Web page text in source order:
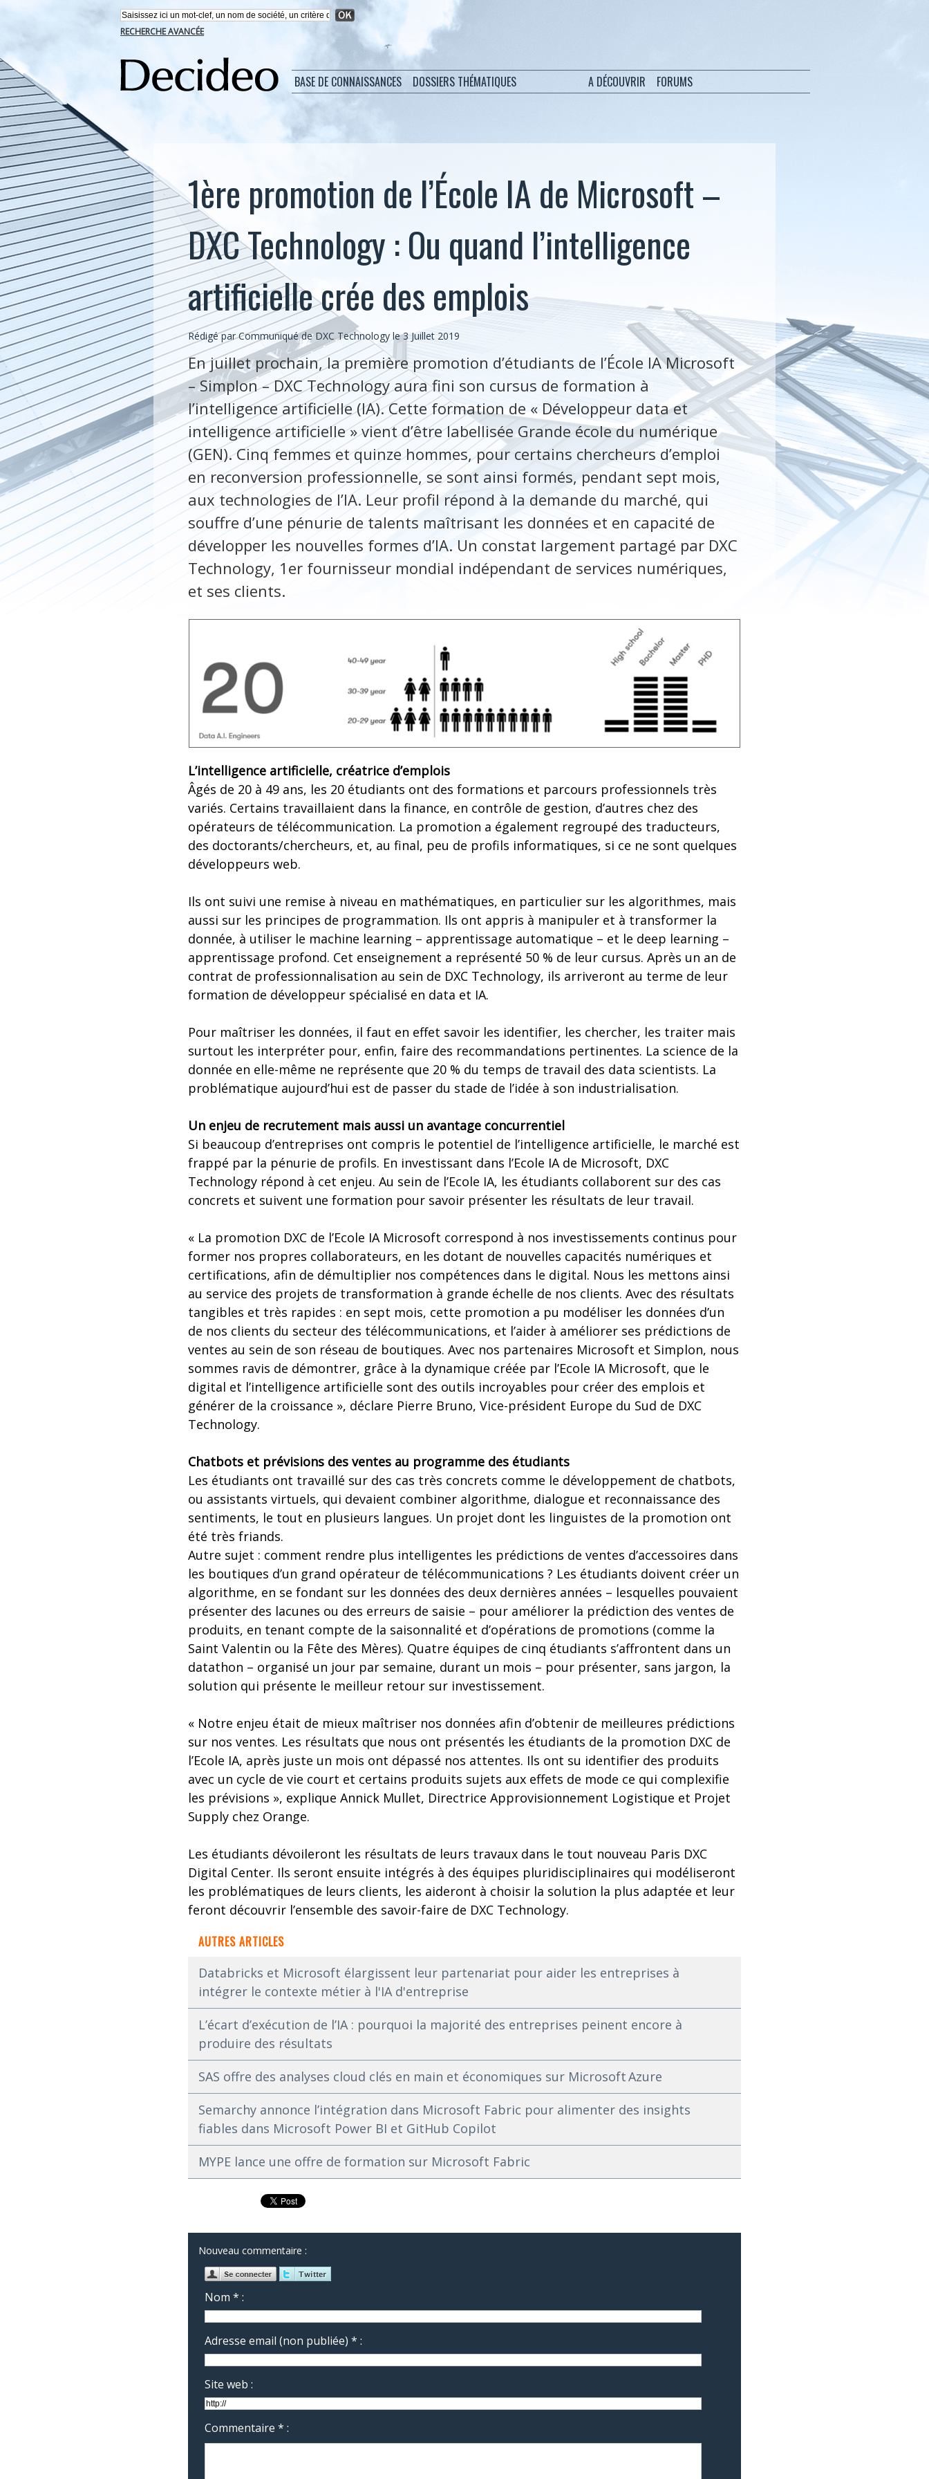
RECHERCHE AVANCÉE
BASE DE CONNAISSANCES DOSSIERS THÉMATIQUES A DÉCOUVRIR FORUMS
1ère promotion de l’École IA de Microsoft –
DXC Technology : Ou quand l’intelligence
artificielle crée des emplois
Rédigé par Communiqué de DXC Technology le 3 Juillet 2019
En juillet prochain, la première promotion d’étudiants de l’École IA Microsoft
– Simplon – DXC Technology aura fini son cursus de formation à
l’intelligence artificielle (IA). Cette formation de « Développeur data et
intelligence artificielle » vient d’être labellisée Grande école du numérique
(GEN). Cinq femmes et quinze hommes, pour certains chercheurs d’emploi
en reconversion professionnelle, se sont ainsi formés, pendant sept mois,
aux technologies de l’IA. Leur profil répond à la demande du marché, qui
souffre d’une pénurie de talents maîtrisant les données et en capacité de
développer les nouvelles formes d’IA. Un constat largement partagé par DXC
Technology, 1er fournisseur mondial indépendant de services numériques,
et ses clients.
L’intelligence artificielle, créatrice d’emplois
Âgés de 20 à 49 ans, les 20 étudiants ont des formations et parcours professionnels très
variés. Certains travaillaient dans la finance, en contrôle de gestion, d’autres chez des
opérateurs de télécommunication. La promotion a également regroupé des traducteurs,
des doctorants/chercheurs, et, au final, peu de profils informatiques, si ce ne sont quelques
développeurs web.
Ils ont suivi une remise à niveau en mathématiques, en particulier sur les algorithmes, mais
aussi sur les principes de programmation. Ils ont appris à manipuler et à transformer la
donnée, à utiliser le machine learning – apprentissage automatique – et le deep learning –
apprentissage profond. Cet enseignement a représenté 50 % de leur cursus. Après un an de
contrat de professionnalisation au sein de DXC Technology, ils arriveront au terme de leur
formation de développeur spécialisé en data et IA.
Pour maîtriser les données, il faut en effet savoir les identifier, les chercher, les traiter mais
surtout les interpréter pour, enfin, faire des recommandations pertinentes. La science de la
donnée en elle-même ne représente que 20 % du temps de travail des data scientists. La
problématique aujourd’hui est de passer du stade de l’idée à son industrialisation.
Un enjeu de recrutement mais aussi un avantage concurrentiel
Si beaucoup d’entreprises ont compris le potentiel de l’intelligence artificielle, le marché est
frappé par la pénurie de profils. En investissant dans l’Ecole IA de Microsoft, DXC
Technology répond à cet enjeu. Au sein de l’Ecole IA, les étudiants collaborent sur des cas
concrets et suivent une formation pour savoir présenter les résultats de leur travail.
« La promotion DXC de l’Ecole IA Microsoft correspond à nos investissements continus pour
former nos propres collaborateurs, en les dotant de nouvelles capacités numériques et
certifications, afin de démultiplier nos compétences dans le digital. Nous les mettons ainsi
au service des projets de transformation à grande échelle de nos clients. Avec des résultats
tangibles et très rapides : en sept mois, cette promotion a pu modéliser les données d’un
de nos clients du secteur des télécommunications, et l’aider à améliorer ses prédictions de
ventes au sein de son réseau de boutiques. Avec nos partenaires Microsoft et Simplon, nous
sommes ravis de démontrer, grâce à la dynamique créée par l’Ecole IA Microsoft, que le
digital et l’intelligence artificielle sont des outils incroyables pour créer des emplois et
générer de la croissance », déclare Pierre Bruno, Vice-président Europe du Sud de DXC
Technology.
Chatbots et prévisions des ventes au programme des étudiants
Les étudiants ont travaillé sur des cas très concrets comme le développement de chatbots,
ou assistants virtuels, qui devaient combiner algorithme, dialogue et reconnaissance des
sentiments, le tout en plusieurs langues. Un projet dont les linguistes de la promotion ont
été très friands.
Autre sujet : comment rendre plus intelligentes les prédictions de ventes d’accessoires dans
les boutiques d’un grand opérateur de télécommunications ? Les étudiants doivent créer un
algorithme, en se fondant sur les données des deux dernières années – lesquelles pouvaient
présenter des lacunes ou des erreurs de saisie – pour améliorer la prédiction des ventes de
produits, en tenant compte de la saisonnalité et d’opérations de promotions (comme la
Saint Valentin ou la Fête des Mères). Quatre équipes de cinq étudiants s’affrontent dans un
datathon – organisé un jour par semaine, durant un mois – pour présenter, sans jargon, la
solution qui présente le meilleur retour sur investissement.
« Notre enjeu était de mieux maîtriser nos données afin d’obtenir de meilleures prédictions
sur nos ventes. Les résultats que nous ont présentés les étudiants de la promotion DXC de
l’Ecole IA, après juste un mois ont dépassé nos attentes. Ils ont su identifier des produits
avec un cycle de vie court et certains produits sujets aux effets de mode ce qui complexifie
les prévisions », explique Annick Mullet, Directrice Approvisionnement Logistique et Projet
Supply chez Orange.
Les étudiants dévoileront les résultats de leurs travaux dans le tout nouveau Paris DXC
Digital Center. Ils seront ensuite intégrés à des équipes pluridisciplinaires qui modéliseront
les problématiques de leurs clients, les aideront à choisir la solution la plus adaptée et leur
feront découvrir l’ensemble des savoir-faire de DXC Technology.
AUTRES ARTICLES
Databricks et Microsoft élargissent leur partenariat pour aider les entreprises à
intégrer le contexte métier à l'IA d'entreprise
L’écart d’exécution de l’IA : pourquoi la majorité des entreprises peinent encore à
produire des résultats
SAS offre des analyses cloud clés en main et économiques sur Microsoft Azure
Semarchy annonce l’intégration dans Microsoft Fabric pour alimenter des insights
fiables dans Microsoft Power BI et GitHub Copilot
MYPE lance une offre de formation sur Microsoft Fabric
Nouveau commentaire :
Nom * :
Adresse email (non publiée) * :
Site web :
Commentaire * :